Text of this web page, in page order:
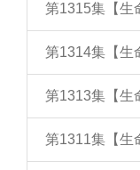
第1315集【生
第1314集【生
第1313集【生
第1311集【生